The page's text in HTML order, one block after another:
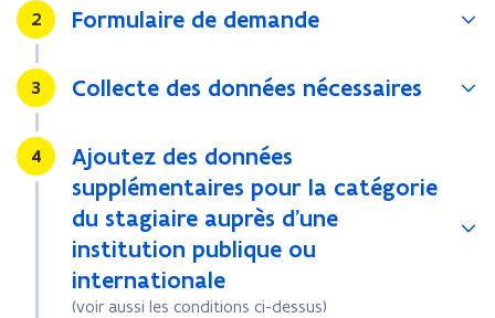
Stap
2 Formulaire de demande
Stap
3 Collecte des données nécessaires
Stap
4
Ajoutez des données
supplémentaires pour la catégorie
du stagiaire auprès d’une
institution publique ou
internationale
(voir aussi les conditions ci-dessus)